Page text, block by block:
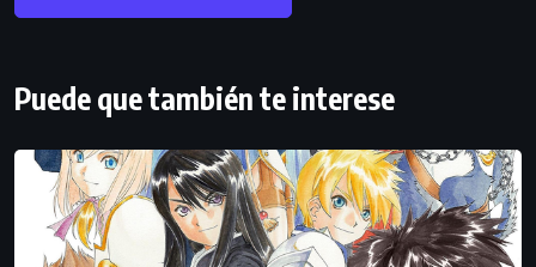
Puede que también te interese